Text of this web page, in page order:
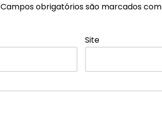
Campos obrigatórios são marcados com
Site